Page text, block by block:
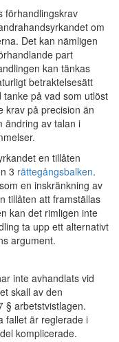
förhandlingskrav
om
Det kan nämligen
part
kan tänkas
betraktelsesätt
på vad som utlöst
krav på precision än
ändring av talan i
en tillåten
3 rättegångsbalken.
en inskränkning av
tillåten att framställas
kan det rimligen inte
ta upp ett alternativt
argument.
inte avhandlats vid
skall av den
§ arbetstvistlagen.
fallet är reglerade i
komplicerade.